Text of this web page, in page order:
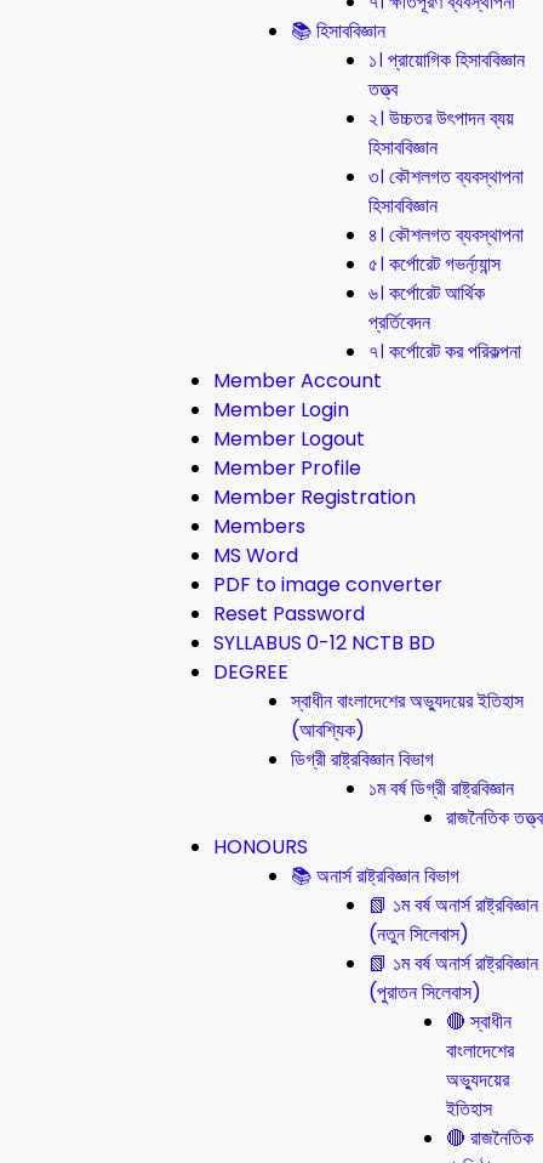
📚 হিসাববিজ্ঞান
১। প্রায়োগিক হিসাববিজ্ঞান
তত্ত্ব
২। উচ্চতর উৎপাদন ব্যয়
হিসাববিজ্ঞান
৩। কৌশলগত ব্যবস্থাপনা
হিসাববিজ্ঞান
৪। কৌশলগত ব্যবস্থাপনা
৫। কর্পোরেট গভর্ন্য্যান্স
৬। কর্পোরেট আর্থিক
প্রর্তিবেদন
৭। কর্পোরেট কর পরিকল্পনা
Member Account
Member Login
Member Logout
Member Profile
Member Registration
Members
MS Word
PDF to image converter
Reset Password
SYLLABUS 0-12 NCTB BD
DEGREE
স্বাধীন বাংলাদেশের অভ্যুদয়ের ইতিহাস
(আবশ্যিক)
ডিগ্রী রাষ্ট্রবিজ্ঞান বিভাগ
১ম বর্ষ ডিগ্রী রাষ্ট্রবিজ্ঞান
রাজনৈতিক তত্ত্ব
HONOURS
📚 অনার্স রাষ্ট্রবিজ্ঞান বিভাগ
📗 ১ম বর্ষ অনার্স রাষ্ট্রবিজ্ঞান
(নতুন সিলেবাস)
📗 ১ম বর্ষ অনার্স রাষ্ট্রবিজ্ঞান
(পুরাতন সিলেবাস)
🔴 স্বাধীন
বাংলাদেশের
অভ্যুদয়ের
ইতিহাস
🔴 রাজনৈতিক